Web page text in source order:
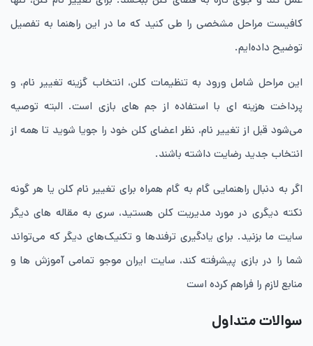
کافیست مراحل مشخصی را طی کنید که ما در این راهنما به تفصیل
توضیح داده‌ایم.
این مراحل شامل ورود به تنظیمات کلن، انتخاب گزینه تغییر نام، و
پرداخت هزینه ای با استفاده از جم های بازی است. البته توصیه
می‌شود قبل از تغییر نام، نظر اعضای کلن خود را جویا شوید تا همه از
انتخاب جدید رضایت داشته باشند.
اگر به دنبال راهنمایی گام به گام همراه برای تغییر نام کلن یا هر گونه
نکته دیگری در مورد مدیریت کلن هستید، سری به مقاله های دیگر
سایت ما بزنید. برای یادگیری ترفندها و تکنیک‌های دیگر که می‌تواند
شما را در بازی پیشرفته کند، سایت ایران موجو تمامی آموزش ها و
منابع لازم را فراهم کرده است
سوالات متداول